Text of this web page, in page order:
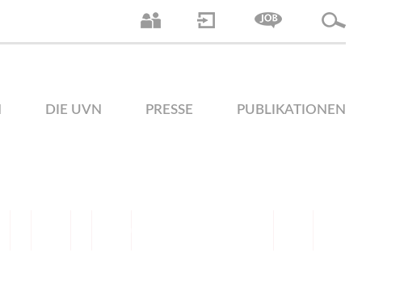
DIE UVN PRESSE PUBLIKATIONEN